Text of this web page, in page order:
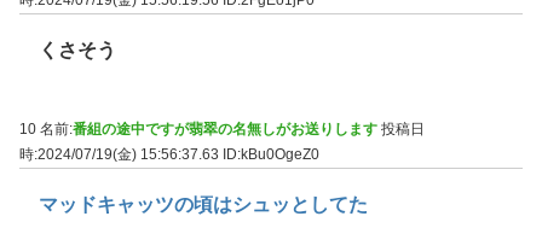
くさそう
10 名前:番組の途中ですが翡翠の名無しがお送りします 投稿日
時:2024/07/19(金) 15:56:37.63
ID:kBu0OgeZ0
マッドキャッツの頃はシュッとしてた